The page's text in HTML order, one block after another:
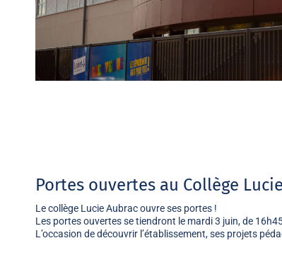
Portes ouvertes au Collège
Le collège Lucie Aubrac ouvre ses portes !
Les portes ouvertes se tiendront le mardi 3 juin, de
L’occasion de découvrir l’établissement, ses projets